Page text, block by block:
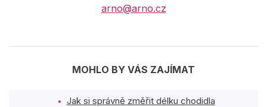
arno@arno.cz
MOHLO BY VÁS ZAJÍMAT
Jak si správně změřit délku chodidla